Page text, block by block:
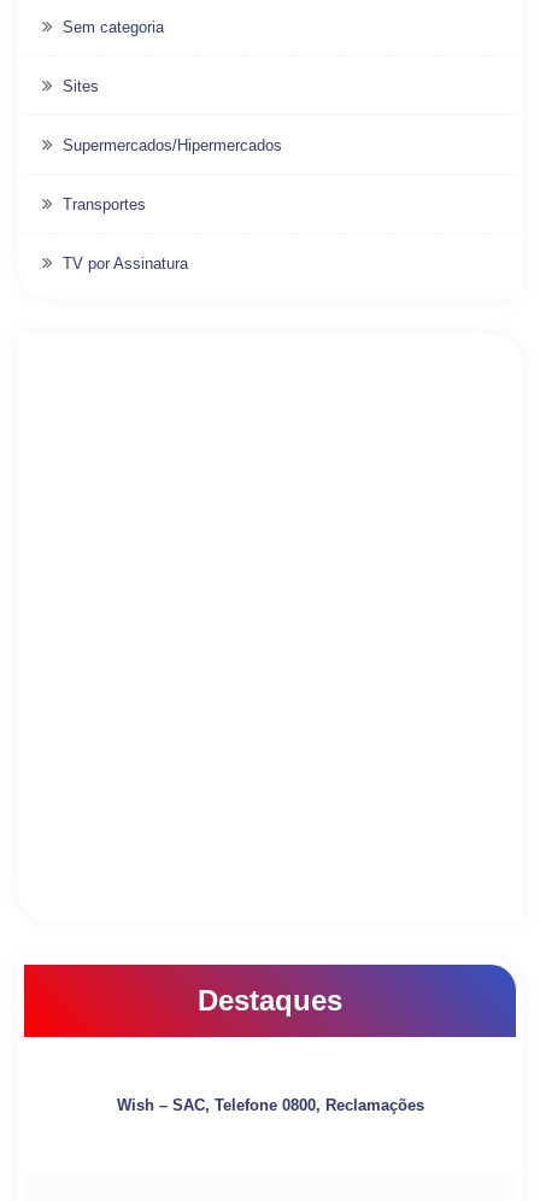
Sem categoria
Sites
Supermercados/Hipermercados
Transportes
TV por Assinatura
Destaques
Wish – SAC, Telefone 0800, Reclamações